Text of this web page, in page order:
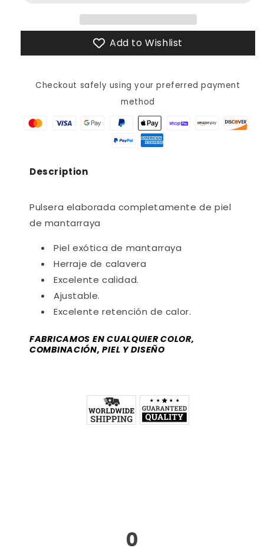
AJS239H
AJS239H
Add to Wishlist
Checkout safely using your preferred payment
method
Description
Pulsera elaborada completamente de piel
de mantarraya
Piel exótica de mantarraya
Herraje de calavera
Excelente calidad.
Ajustable.
Excelente retención de calor.
FABRICAMOS EN CUALQUIER COLOR,
COMBINACIÓN, PIEL Y DISEÑO
0